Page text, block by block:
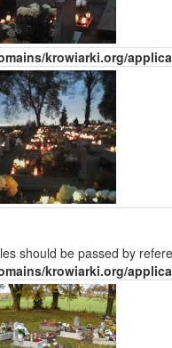
krowiarki.org/
should be passed by
krowiarki.org/